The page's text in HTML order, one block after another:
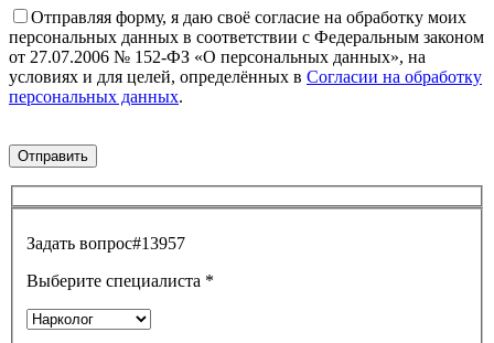
Отправляя форму, я даю своё согласие на обработку моих
персональных данных в соответствии с Федеральным законом
от 27.07.2006 № 152-ФЗ «О персональных данных», на
условиях и для целей, определённых в Согласии на обработку
персональных данных.
Задать вопрос#13957
Выберите специалиста *